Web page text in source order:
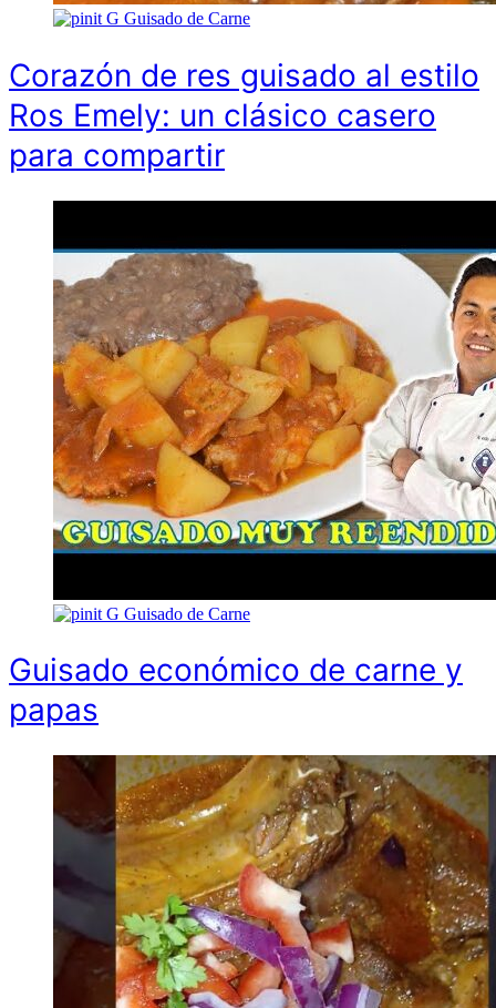
G Guisado de Carne
Corazón de res guisado al estilo
Ros Emely: un clásico casero
para compartir
G Guisado de Carne
Guisado económico de carne y
papas